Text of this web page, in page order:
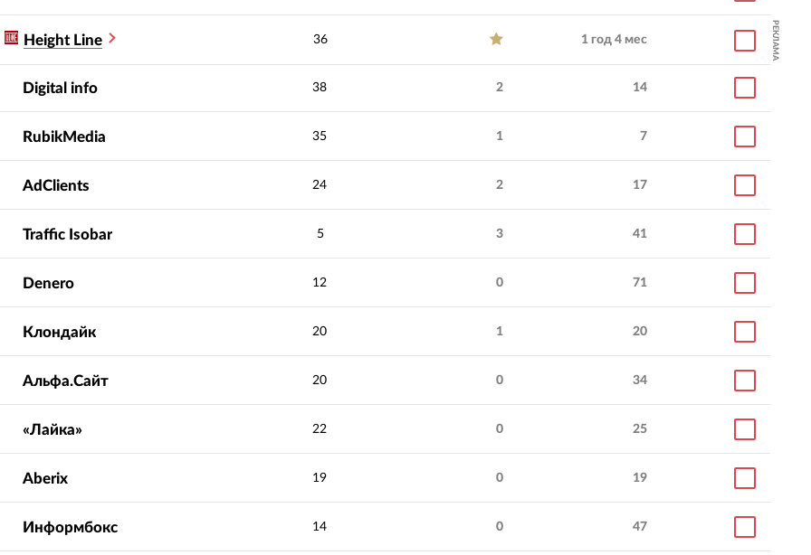
Height Line 36 1 год 4 мес РЕКЛАМА
Digital info 38 2 14
RubikMedia 35 1 7
AdClients 24 2 17
Traffic Isobar 5 3 41
Denero 12 0 71
Клондайк 20 1 20
Альфа.Сайт 20 0 34
«Лайка» 22 0 25
Aberix 19 0 19
Информбокс 14 0 47